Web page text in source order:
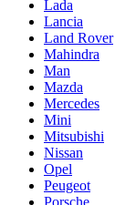
Lada
Lancia
Land Rover
Mahindra
Man
Mazda
Mercedes
Mini
Mitsubishi
Nissan
Opel
Peugeot
Porsche